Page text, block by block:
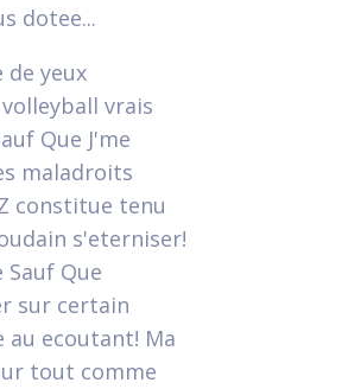
dotee...
yeux
volleyball vrais
Que J'me
maladroits
constitue tenu
s'eterniser!
Que
sur certain
ecoutant! Ma
tout comme